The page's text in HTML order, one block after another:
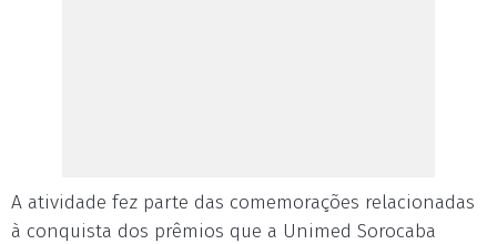
A atividade fez parte das comemorações relacionadas
à conquista dos prêmios que a Unimed Sorocaba